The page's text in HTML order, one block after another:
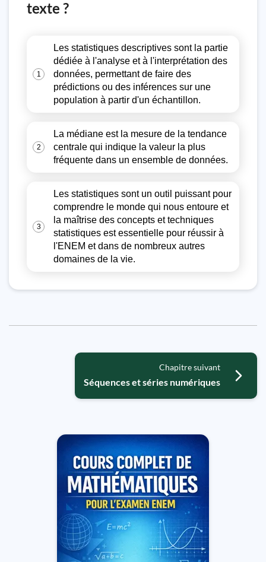
texte ?
1
Les statistiques descriptives sont la partie
dédiée à l'analyse et à l'interprétation des
données, permettant de faire des
prédictions ou des inférences sur une
population à partir d'un échantillon.
2
La médiane est la mesure de la tendance
centrale qui indique la valeur la plus
fréquente dans un ensemble de données.
3
Les statistiques sont un outil puissant pour
comprendre le monde qui nous entoure et
la maîtrise des concepts et techniques
statistiques est essentielle pour réussir à
l'ENEM et dans de nombreux autres
domaines de la vie.
Chapitre suivant
Séquences et séries numériques